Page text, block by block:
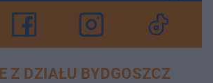
Z DZIAŁU BYDGOSZCZ